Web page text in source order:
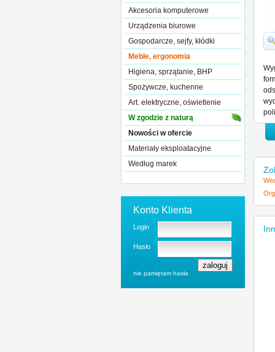
Akcesoria komputerowe
Urządzenia biurowe
Gospodarcze, sejfy, kłódki
Meble, ergonomia
Higiena, sprzątanie, BHP
Spożywcze, kuchenne
Art. elektryczne, oświetlenie
W zgodzie z naturą
Nowości w ofercie
Materiały eksploatacyjne
Według marek
Konto Klienta
Login
Hasło
nie pamiętam hasła